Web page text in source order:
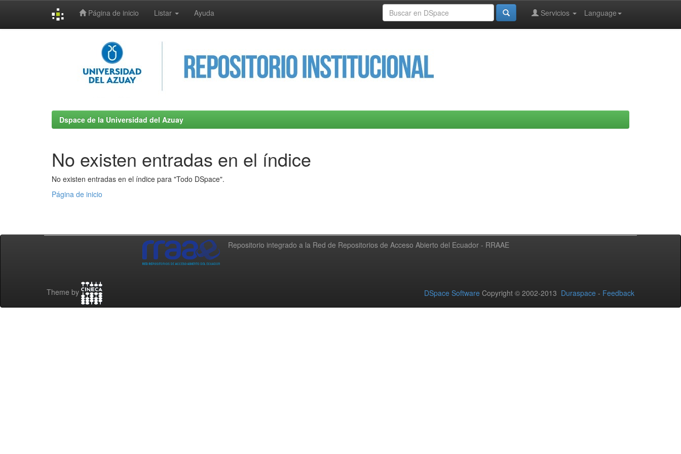
Página de inicio Listar Ayuda Language
Servicios
Dspace de la Universidad del Azuay
No existen entradas en el índice
No existen entradas en el índice para "Todo DSpace".
Página de inicio
Repositorio integrado a la Red de Repositorios de Acceso Abierto del Ecuador - RRAAE
Theme by DSpace Software Copyright © 2002-2013 Duraspace - Feedback